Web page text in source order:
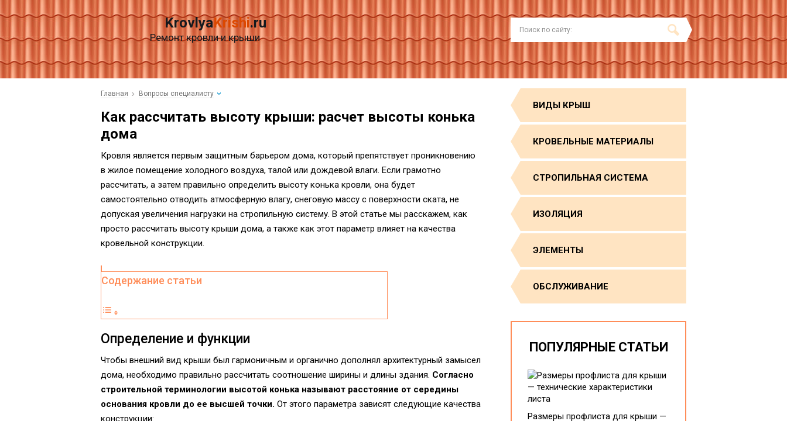
KrovlyaKrishi.ru
Ремонт кровли и крыши
Главная Вопросы специалисту
Как рассчитать высоту крыши: расчет высоты конька
дома
Кровля является первым защитным барьером дома, который препятствует проникновению
в жилое помещение холодного воздуха, талой или дождевой влаги. Если грамотно
рассчитать, а затем правильно определить высоту конька кровли, она будет
самостоятельно отводить атмосферную влагу, снеговую массу с поверхности ската, не
допуская увеличения нагрузки на стропильную систему. В этой статье мы расскажем, как
просто рассчитать высоту крыши дома, а также как этот параметр влияет на качества
кровельной конструкции.
Содержание статьи
Определение и функции
Чтобы внешний вид крыши был гармоничным и органично дополнял архитектурный замысел
дома, необходимо правильно рассчитать соотношение ширины и длины здания. Согласно
строительной терминологии высотой конька называют расстояние от середины
основания кровли до ее высшей точки. От этого параметра зависят следующие качества
конструкции:
ВИДЫ КРЫШ
КРОВЕЛЬНЫЕ МАТЕРИАЛЫ
СТРОПИЛЬНАЯ СИСТЕМА
ИЗОЛЯЦИЯ
ЭЛЕМЕНТЫ
ОБСЛУЖИВАНИЕ
ПОПУЛЯРНЫЕ СТАТЬИ
Размеры профлиста для крыши —